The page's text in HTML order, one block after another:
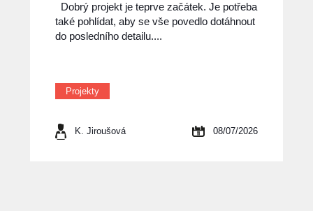
Dobrý projekt je teprve začátek. Je potřeba
také pohlídat, aby se vše povedlo dotáhnout
do posledního detailu....
Projekty
K. Jiroušová 08/07/2026